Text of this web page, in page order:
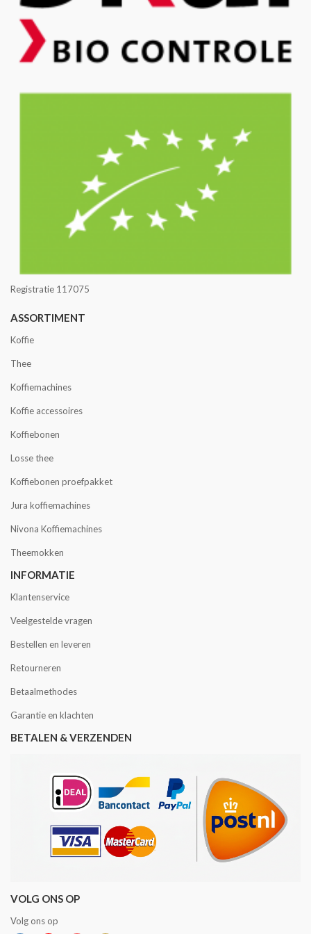
Registratie 117075
ASSORTIMENT
Koffie
Thee
Koffiemachines
Koffie accessoires
Koffiebonen
Losse thee
Koffiebonen proefpakket
Jura koffiemachines
Nivona Koffiemachines
Theemokken
INFORMATIE
Klantenservice
Veelgestelde vragen
Bestellen en leveren
Retourneren
Betaalmethodes
Garantie en klachten
BETALEN & VERZENDEN
VOLG ONS OP
Volg ons op